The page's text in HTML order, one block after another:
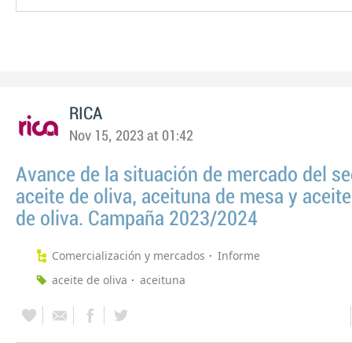
RICA
Nov 15, 2023 at 01:42
Avance de la situación de mercado del
aceite de oliva, aceituna de mesa y
de oliva. Campaña 2023/2024
Comercialización y mercados
Informe
aceite de oliva
aceituna